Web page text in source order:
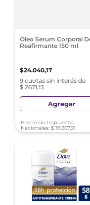
Oleo Serum Corporal
Reafirmante 150 ml
$24.040,17
9 cuotas sin interés de
$ 2671,13
Agregar
Precio sin Impuestos
Nacionales: $ 19.867,91